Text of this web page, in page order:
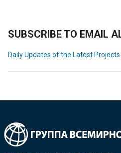
SUBSCRIBE TO EMAIL
Daily Updates of the Latest